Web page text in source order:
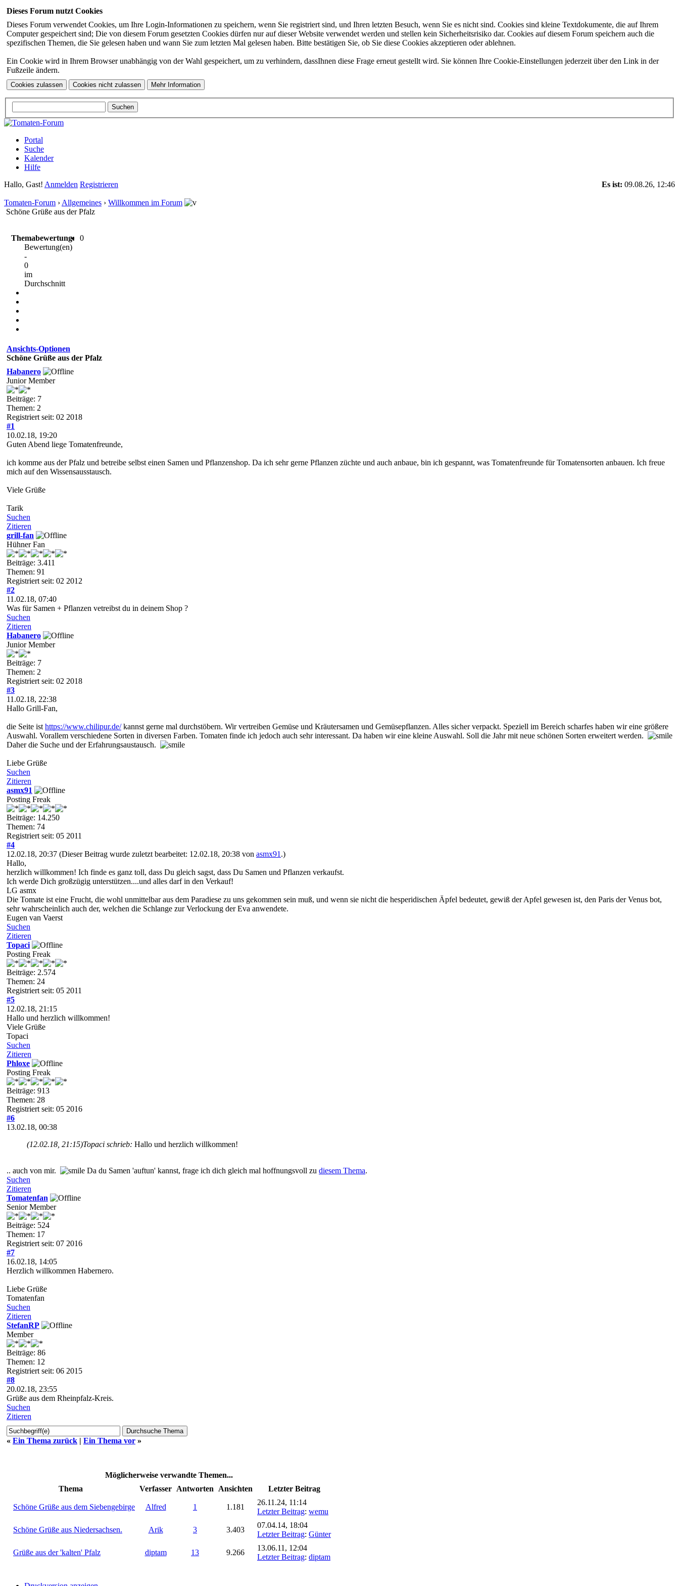
Dieses Forum nutzt Cookies
Dieses Forum verwendet Cookies, um Ihre Login-Informationen zu speichern, wenn Sie registriert sind, und Ihren letzten Besuch, wenn Sie es nicht sind. Cookies sind kleine Textdokumente, die auf Ihrem
Computer gespeichert sind; Die von diesem Forum gesetzten Cookies dürfen nur auf dieser Website verwendet werden und stellen kein Sicherheitsrisiko dar. Cookies auf diesem Forum speichern auch die
spezifischen Themen, die Sie gelesen haben und wann Sie zum letzten Mal gelesen haben. Bitte bestätigen Sie, ob Sie diese Cookies akzeptieren oder ablehnen.
Ein Cookie wird in Ihrem Browser unabhängig von der Wahl gespeichert, um zu verhindern, dassIhnen diese Frage erneut gestellt wird. Sie können Ihre Cookie-Einstellungen jederzeit über den Link in der
Fußzeile ändern.
Portal
Suche
Kalender
Hilfe
Es ist: 09.08.26, 12:46
Hallo, Gast! Anmelden Registrieren
Tomaten-Forum › Allgemeines › Willkommen im Forum
Schöne Grüße aus der Pfalz
Themabewertung:
0
Bewertung(en)
-
0
im
Durchschnitt
Ansichts-Optionen
Schöne Grüße aus der Pfalz
Habanero
Junior Member
Beiträge: 7
Themen: 2
Registriert seit: 02 2018
#1
10.02.18, 19:20
Guten Abend liege Tomatenfreunde,
ich komme aus der Pfalz und betreibe selbst einen Samen und Pflanzenshop. Da ich sehr gerne Pflanzen züchte und auch anbaue, bin ich gespannt, was Tomatenfreunde für Tomatensorten anbauen. Ich freue
mich auf den Wissensausstausch.
Viele Grüße
Tarik
Suchen
Zitieren
grill-fan
Hühner Fan
Beiträge: 3.411
Themen: 91
Registriert seit: 02 2012
#2
11.02.18, 07:40
Was für Samen + Pflanzen vetreibst du in deinem Shop ?
Suchen
Zitieren
Habanero
Junior Member
Beiträge: 7
Themen: 2
Registriert seit: 02 2018
#3
11.02.18, 22:38
Hallo Grill-Fan,
die Seite ist https://www.chilipur.de/kannst gerne mal durchstöbern. Wir vertreiben Gemüse und Kräutersamen und Gemüsepflanzen. Alles sicher verpackt. Speziell im Bereich scharfes haben wir eine größere
Auswahl. Vorallem verschiedene Sorten in diversen Farben. Tomaten finde ich jedoch auch sehr interessant. Da haben wir eine kleine Auswahl. Soll die Jahr mit neue schönen Sorten erweitert werden.
Daher die Suche und der Erfahrungsaustausch.
Liebe Grüße
Suchen
Zitieren
asmx91
Posting Freak
Beiträge: 14.250
Themen: 74
Registriert seit: 05 2011
#4
12.02.18, 20:37 (Dieser Beitrag wurde zuletzt bearbeitet: 12.02.18, 20:38 von asmx91 .)
Hallo,
herzlich willkommen! Ich finde es ganz toll, dass Du gleich sagst, dass Du Samen und Pflanzen verkaufst.
Ich werde Dich großzügig unterstützen....und alles darf in den Verkauf!
LG asmx
Die Tomate ist eine Frucht, die wohl unmittelbar aus dem Paradiese zu uns gekommen sein muß, und wenn sie nicht die hesperidischen Äpfel bedeutet, gewiß der Apfel gewesen ist, den Paris der Venus bot,
sehr wahrscheinlich auch der, welchen die Schlange zur Verlockung der Eva anwendete.
Eugen van Vaerst
Suchen
Zitieren
Topaci
Posting Freak
Beiträge: 2.574
Themen: 24
Registriert seit: 05 2011
#5
12.02.18, 21:15
Hallo und herzlich willkommen!
Viele Grüße
Topaci
Suchen
Zitieren
Phloxe
Posting Freak
Beiträge: 913
Themen: 28
Registriert seit: 05 2016
#6
13.02.18, 00:38
(12.02.18, 21:15)Topaci schrieb: Hallo und herzlich willkommen!
.. auch von mir. Da du Samen 'auftun' kannst, frage ich dich gleich mal hoffnungsvoll zu diesem Thema.
Suchen
Zitieren
Tomatenfan
Senior Member
Beiträge: 524
Themen: 17
Registriert seit: 07 2016
#7
16.02.18, 14:05
Herzlich willkommen Habernero.
Liebe Grüße
Tomatenfan
Suchen
Zitieren
StefanRP
Member
Beiträge: 86
Themen: 12
Registriert seit: 06 2015
#8
20.02.18, 23:55
Grüße aus dem Rheinpfalz-Kreis.
Suchen
Zitieren
« Ein Thema zurück | Ein Thema vor »
Möglicherweise verwandte Themen...
Thema
Verfasser Antworten Ansichten Letzter Beitrag
Schöne Grüße aus dem Siebengebirge Alfred 1 1.181
26.11.24, 11:14
Letzter Beitrag: wemu
Schöne Grüße aus Niedersachsen. Arik 3 3.403
07.04.14, 18:04
Letzter Beitrag: Günter
Grüße aus der 'kalten' Pfalz diptam 13 9.266
13.06.11, 12:04
Letzter Beitrag: diptam